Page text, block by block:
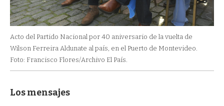
Acto del Partido Nacional por 40 aniversario de la vuelta de
Wilson Ferreira Aldunate al país, en el Puerto de Montevideo.
Foto: Francisco Flores/Archivo El País.
Los mensajes